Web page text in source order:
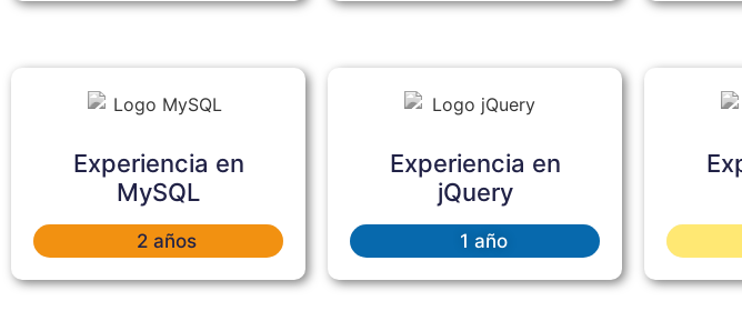
Experiencia en
MySQL
2 años
Experiencia en
jQuery
1 año